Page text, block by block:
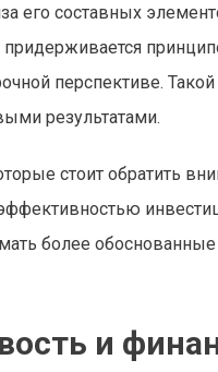
его составных
перспективе.
результатами.
стоит обратить
более
и